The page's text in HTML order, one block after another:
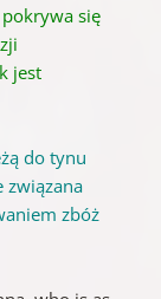
się
jest
do tynu
związana
zbóż